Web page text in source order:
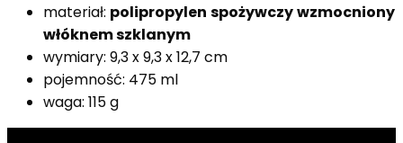
materiał: polipropylen spożywczywzmocniony
włóknem szklanym
wymiary: 9,3 x 9,3 x 12,7 cm
pojemność: 475 ml
waga: 115 g